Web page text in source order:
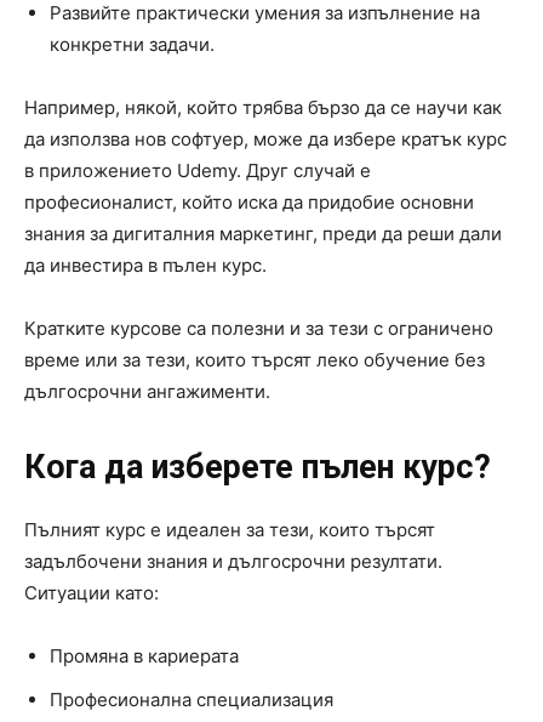
Развийте практически умения за изпълнение на
конкретни задачи.
Например, някой, който трябва бързо да се научи как
да използва нов софтуер, може да избере кратък курс
в приложението Udemy. Друг случай е
професионалист, който иска да придобие основни
знания за дигиталния маркетинг, преди да реши дали
да инвестира в пълен курс.
Кратките курсове са полезни и за тези с ограничено
време или за тези, които търсят леко обучение без
дългосрочни ангажименти.
Кога да изберете пълен курс?
Пълният курс е идеален за тези, които търсят
задълбочени знания и дългосрочни резултати.
Ситуации като:
Промяна в кариерата
Професионална специализация